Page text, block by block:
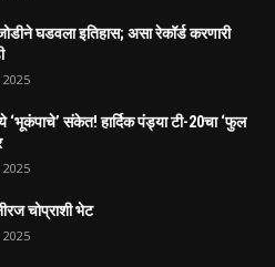
घडवला इतिहास; असा रेकॉर्ड करणारी
‘भूकंपाचे’ संकेत! हार्दिक पंड्या टी-20चा ‘फुल
चोप्राशी भेट